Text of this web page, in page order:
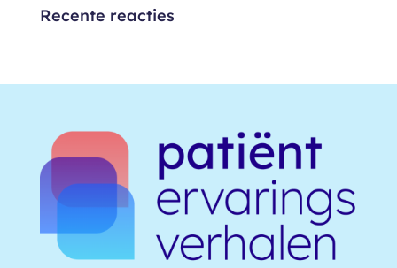
Recente reacties